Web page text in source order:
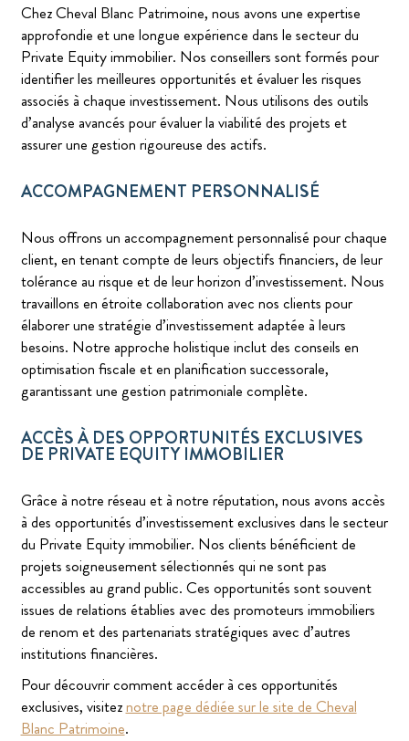
Chez Cheval Blanc Patrimoine, nous avons une expertise
approfondie et une longue expérience dans le secteur du
Private Equity immobilier. Nos conseillers sont formés pour
identifier les meilleures opportunités et évaluer les risques
associés à chaque investissement. Nous utilisons des outils
d’analyse avancés pour évaluer la viabilité des projets et
assurer une gestion rigoureuse des actifs.
ACCOMPAGNEMENT PERSONNALISÉ
Nous offrons un accompagnement personnalisé pour chaque
client, en tenant compte de leurs objectifs financiers, de leur
tolérance au risque et de leur horizon d’investissement. Nous
travaillons en étroite collaboration avec nos clients pour
élaborer une stratégie d’investissement adaptée à leurs
besoins. Notre approche holistique inclut des conseils en
optimisation fiscale et en planification successorale,
garantissant une gestion patrimoniale complète.
ACCÈS À DES OPPORTUNITÉS EXCLUSIVES
DE PRIVATE EQUITY IMMOBILIER
Grâce à notre réseau et à notre réputation, nous avons accès
à des opportunités d’investissement exclusives dans le secteur
du Private Equity immobilier. Nos clients bénéficient de
projets soigneusement sélectionnés qui ne sont pas
accessibles au grand public. Ces opportunités sont souvent
issues de relations établies avec des promoteurs immobiliers
de renom et des partenariats stratégiques avec d’autres
institutions financières.
Pour découvrir comment accéder à ces opportunités
exclusives, visiteznotre page dédiée sur le site de Cheval
Blanc Patrimoine.